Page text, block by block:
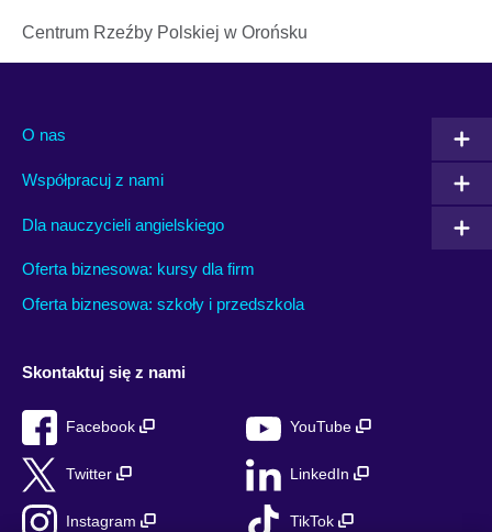
Centrum Rzeźby Polskiej w Orońsku
O nas
Współpracuj z nami
Dla nauczycieli angielskiego
Oferta biznesowa: kursy dla firm
Oferta biznesowa: szkoły i przedszkola
Skontaktuj się z nami
Facebook YouTube
Twitter LinkedIn
Instagram TikTok